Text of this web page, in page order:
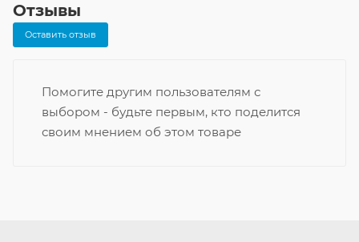
Отзывы
Оставить отзыв
Помогите другим пользователям с
выбором - будьте первым, кто поделится
своим мнением об этом товаре